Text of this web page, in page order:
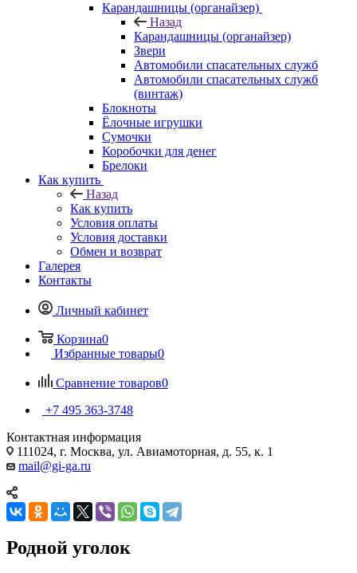
Карандашницы (органайзер)
Назад
Карандашницы (органайзер)
Звери
Автомобили спасательных служб
Автомобили спасательных служб
(винтаж)
Блокноты
Ёлочные игрушки
Сумочки
Коробочки для денег
Брелоки
Как купить
Назад
Как купить
Условия оплаты
Условия доставки
Обмен и возврат
Галерея
Контакты
Личный кабинет
Корзина0
Избранные товары0
Сравнение товаров0
+7 495 363-3748
Контактная информация
111024, г. Москва, ул. Авиамоторная, д. 55, к. 1
mail@gi-ga.ru
Родной уголок